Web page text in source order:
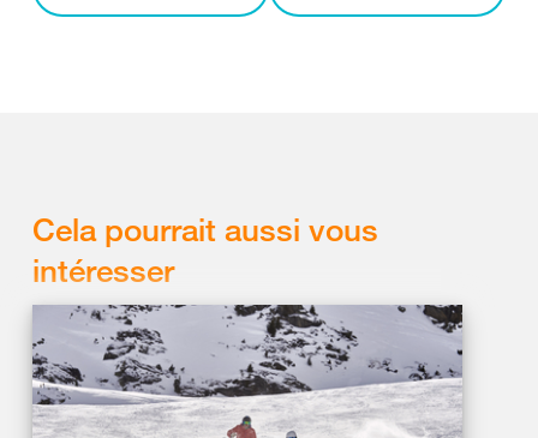
Cela pourrait aussi vous
intéresser